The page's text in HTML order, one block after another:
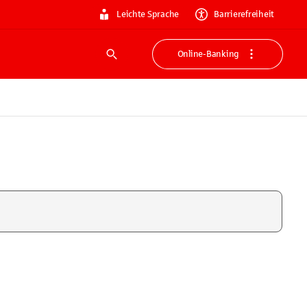
Leichte Sprache Barrierefreiheit
Suche
Online-Banking